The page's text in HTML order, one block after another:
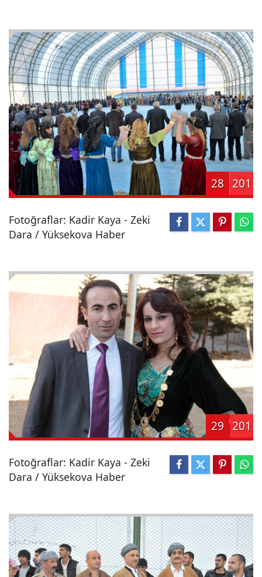
28 201
Fotoğraflar: Kadir Kaya - Zeki
Dara / Yüksekova Haber
29 201
Fotoğraflar: Kadir Kaya - Zeki
Dara / Yüksekova Haber